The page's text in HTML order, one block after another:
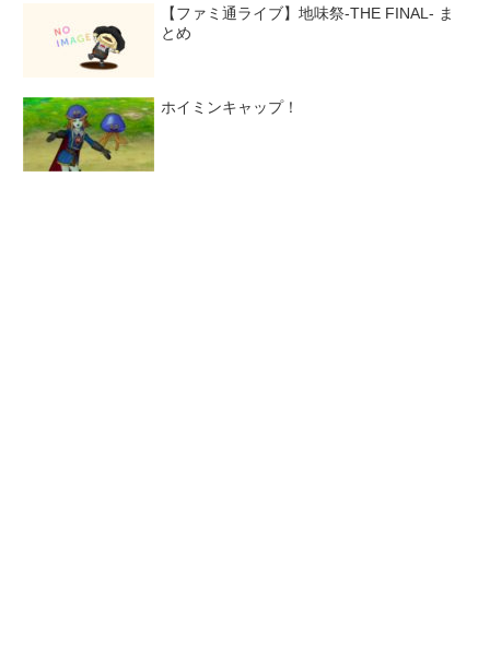
【ファミ通ライブ】地味祭-THE FINAL- ま
とめ
ホイミンキャップ！